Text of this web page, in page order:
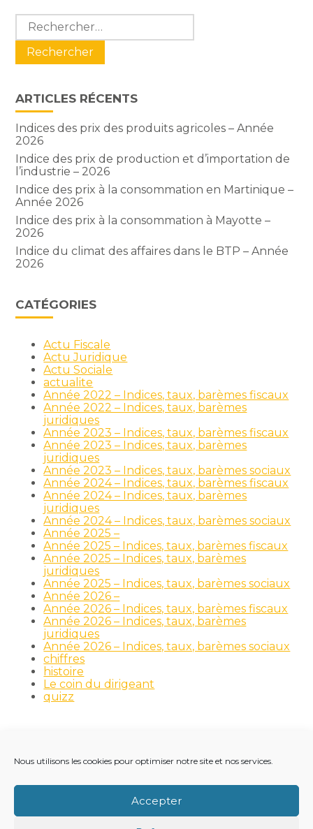
Nous utilisons les cookies pour optimiser notre site et nos services.
Accepter
Blog
sidebar
Rechercher :
ARTICLES RÉCENTS
Indices des prix des produits agricoles – Année
2026
Indice des prix de production et d’importation de
l’industrie – 2026
Indice des prix à la consommation en Martinique –
Année 2026
Indice des prix à la consommation à Mayotte –
2026
Indice du climat des affaires dans le BTP – Année
2026
CATÉGORIES
Actu Fiscale
Actu Juridique
Actu Sociale
actualite
Année 2022 – Indices, taux, barèmes fiscaux
Année 2022 – Indices, taux, barèmes
juridiques
Année 2023 – Indices, taux, barèmes fiscaux
Année 2023 – Indices, taux, barèmes
juridiques
Année 2023 – Indices, taux, barèmes sociaux
Année 2024 – Indices, taux, barèmes fiscaux
Année 2024 – Indices, taux, barèmes
juridiques
Année 2024 – Indices, taux, barèmes sociaux
Année 2025 –
Année 2025 – Indices, taux, barèmes fiscaux
Année 2025 – Indices, taux, barèmes
juridiques
Année 2025 – Indices, taux, barèmes sociaux
Année 2026 –
Année 2026 – Indices, taux, barèmes fiscaux
Année 2026 – Indices, taux, barèmes
juridiques
Année 2026 – Indices, taux, barèmes sociaux
chiffres
histoire
Le coin du dirigeant
quizz
Principale
RECRUTEMENT
NOTRE ACTUALITÉ
VIE DU CABINET
CONTACT